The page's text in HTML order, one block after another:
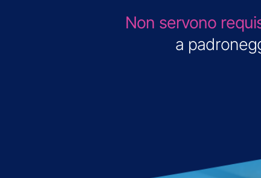
Non servono
a